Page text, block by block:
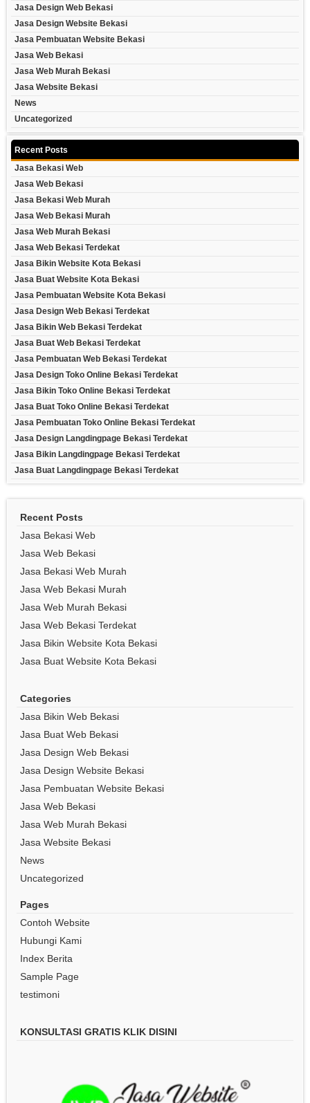
Jasa Design Web Bekasi
Jasa Design Website Bekasi
Jasa Pembuatan Website Bekasi
Jasa Web Bekasi
Jasa Web Murah Bekasi
Jasa Website Bekasi
News
Uncategorized
Recent Posts
Jasa Bekasi Web
Jasa Web Bekasi
Jasa Bekasi Web Murah
Jasa Web Bekasi Murah
Jasa Web Murah Bekasi
Jasa Web Bekasi Terdekat
Jasa Bikin Website Kota Bekasi
Jasa Buat Website Kota Bekasi
Jasa Pembuatan Website Kota Bekasi
Jasa Design Web Bekasi Terdekat
Jasa Bikin Web Bekasi Terdekat
Jasa Buat Web Bekasi Terdekat
Jasa Pembuatan Web Bekasi Terdekat
Jasa Design Toko Online Bekasi Terdekat
Jasa Bikin Toko Online Bekasi Terdekat
Jasa Buat Toko Online Bekasi Terdekat
Jasa Pembuatan Toko Online Bekasi Terdekat
Jasa Design Langdingpage Bekasi Terdekat
Jasa Bikin Langdingpage Bekasi Terdekat
Jasa Buat Langdingpage Bekasi Terdekat
Recent Posts
Jasa Bekasi Web
Jasa Web Bekasi
Jasa Bekasi Web Murah
Jasa Web Bekasi Murah
Jasa Web Murah Bekasi
Jasa Web Bekasi Terdekat
Jasa Bikin Website Kota Bekasi
Jasa Buat Website Kota Bekasi
Categories
Jasa Bikin Web Bekasi
Jasa Buat Web Bekasi
Jasa Design Web Bekasi
Jasa Design Website Bekasi
Jasa Pembuatan Website Bekasi
Jasa Web Bekasi
Jasa Web Murah Bekasi
Jasa Website Bekasi
News
Uncategorized
Pages
Contoh Website
Hubungi Kami
Index Berita
Sample Page
testimoni
KONSULTASI GRATIS KLIK DISINI